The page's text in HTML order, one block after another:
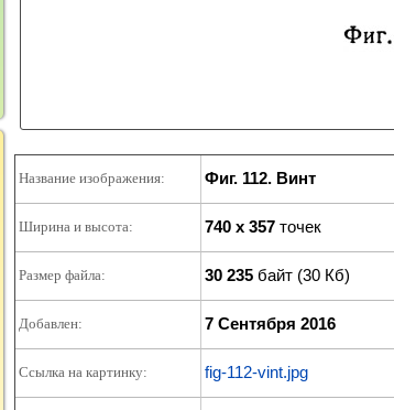
Название изображения: Фиг. 112. Винт
Ширина и высота: 740 x 357 точек
Размер файла: 30 235 байт (30 Кб)
Добавлен: 7 Сентября 2016
Ссылка на картинку: fig-112-vint.jpg